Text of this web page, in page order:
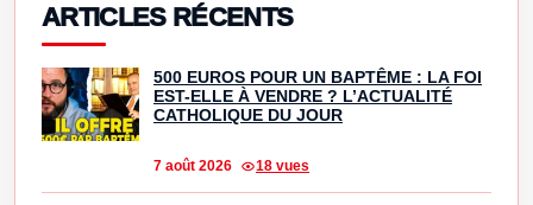
ARTICLES RÉCENTS
500 EUROS POUR UN BAPTÊME : LA FOI
EST-ELLE À VENDRE ? L’ACTUALITÉ
CATHOLIQUE DU JOUR
7 août 2026 18 vues